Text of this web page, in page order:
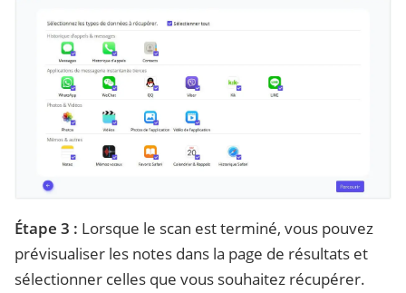
Étape 3 : Lorsque le scan est terminé, vous pouvez
prévisualiser les notes dans la page de résultats et
sélectionner celles que vous souhaitez récupérer.